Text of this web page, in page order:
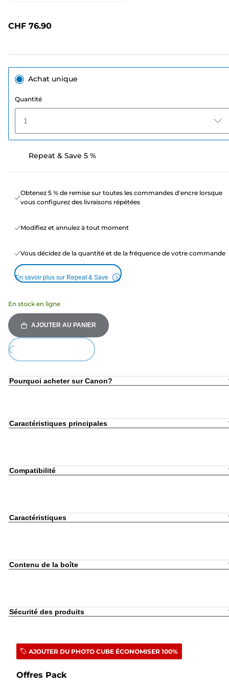
CHF 76.90
Achat unique
Quantité
1
Repeat & Save 5 %
Obtenez 5 % de remise sur toutes les commandes d'encre lorsque
vous configurez des livraisons répétées
Modifiez et annulez à tout moment
Vous décidez de la quantité et de la fréquence de votre commande
En savoir plus sur Repeat & Save
En stock en ligne
AJOUTER AU PANIER
Loading...
Pourquoi acheter sur Canon?
Caractéristiques principales
Compatibilité
Caractéristiques
Contenu de la boîte
Sécurité des produits
AJOUTER DU PHOTO CUBE ÉCONOMISER 100%
Offres Pack